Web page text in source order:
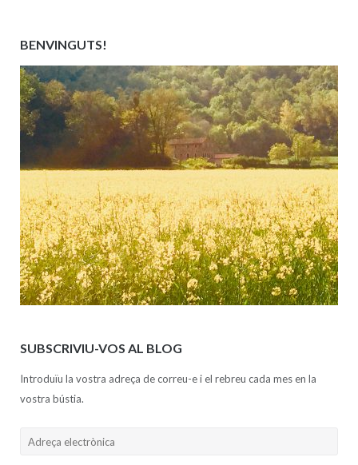
BENVINGUTS!
SUBSCRIVIU-VOS AL BLOG
Introduïu la vostra adreça de correu-e i el rebreu cada mes en la
vostra bústia.
Adreça